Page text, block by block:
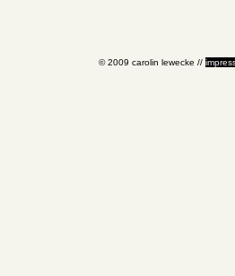
© 2009 carolin lewecke //